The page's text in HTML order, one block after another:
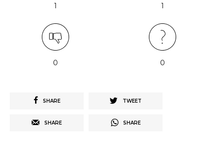
1 1
0 0
SHARE TWEET
SHARE SHARE